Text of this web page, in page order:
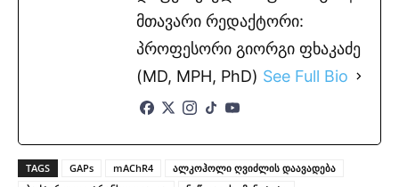
მთავარი რედაქტორი:
პროფესორი გიორგი ფხაკაძე
(MD, MPH, PhD) See Full Bio
TAGS GAPs mAChR4
ალკოჰოლი ღვიძლის დაავადება